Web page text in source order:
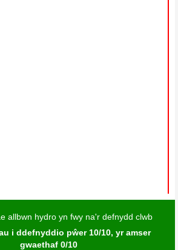
allbwn hydro yn fwy na'r defnydd clwb
i ddefnyddio pŵer 10/10, yr amser
gwaethaf 0/10